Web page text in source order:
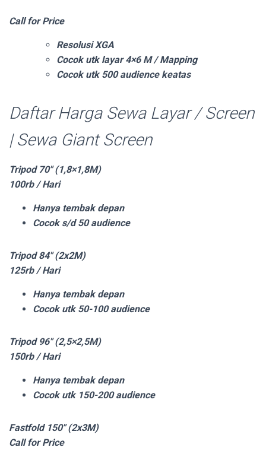
Call for Price
Resolusi XGA
Cocok utk layar 4×6 M / Mapping
Cocok utk 500 audience keatas
Daftar Harga Sewa Layar / Screen
| Sewa Giant Screen
Tripod 70″ (1,8×1,8M)
100rb / Hari
Hanya tembak depan
Cocok s/d 50 audience
Tripod 84″ (2x2M)
125rb / Hari
Hanya tembak depan
Cocok utk 50-100 audience
Tripod 96″ (2,5×2,5M)
150rb / Hari
Hanya tembak depan
Cocok utk 150-200 audience
Fastfold 150″ (2x3M)
Call for Price